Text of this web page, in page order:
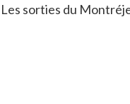
sorties du